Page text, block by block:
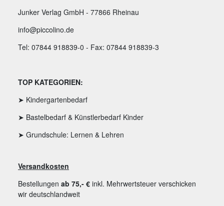
Junker Verlag GmbH - 77866 Rheinau
info@piccolino.de
Tel: 07844 918839-0 - Fax: 07844 918839-3
TOP KATEGORIEN:
➤ Kindergartenbedarf
➤ Bastelbedarf & Künstlerbedarf Kinder
➤ Grundschule: Lernen & Lehren
Versandkosten
Bestellungen ab 75,- € inkl. Mehrwertsteuer verschicken
wir deutschlandweit